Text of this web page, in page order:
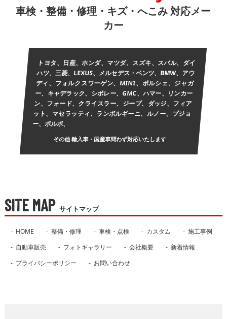
車検・整備・修理・キズ・へこみ 対応メー
カー
トヨタ、日産、ホンダ、マツダ、スズキ、スバル、ダイ
ハツ、三菱、LEXUS、メルセデス・ベンツ、BMW、アウ
ディ、フォルクスワーゲン、MINI、ポルシェ、ジャガ
ー、キャデラック、シボレー、GMC、ハマー、リンカー
ン、フォード、クライスラー、ジープ、ダッジ、フィア
ット、マセラッティ、ランボルギーニ、ルノー、プジョ
ー、ボルボ、
その他 輸入車・国産車問わず対応いたします
SITE MAP サイトマップ
HOME 整備・修理 車検・点検 カスタム
施工事例
自動車販売
フォトギャラリー 会社概要
新着情報
プライバシーポリシー
お問い合わせ